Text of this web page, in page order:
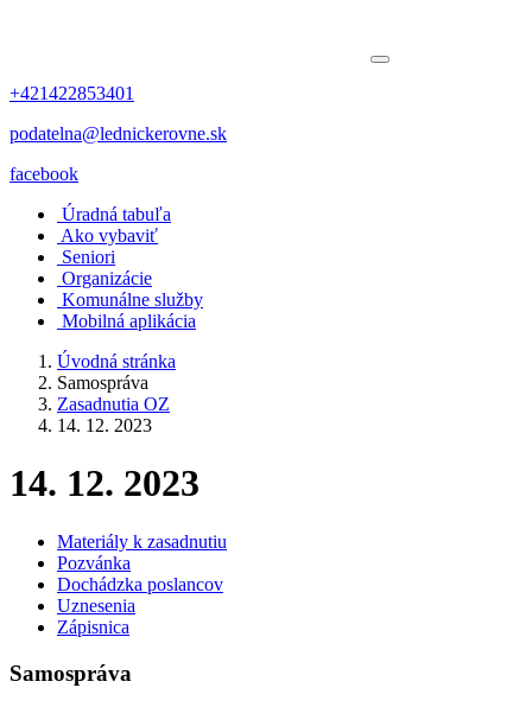
+421422853401
podatelna@lednickerovne.sk
facebook
Úradná tabuľa
Ako vybaviť
Seniori
Organizácie
Komunálne služby
Mobilná aplikácia
Úvodná stránka
Samospráva
Zasadnutia OZ
14. 12. 2023
14. 12. 2023
Materiály k zasadnutiu
Pozvánka
Dochádzka poslancov
Uznesenia
Zápisnica
Samospráva